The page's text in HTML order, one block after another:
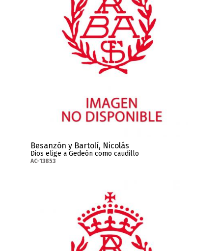
Besanzón y Bartolí, Nicolás
Dios elige a Gedeón como caudillo
AC-13853